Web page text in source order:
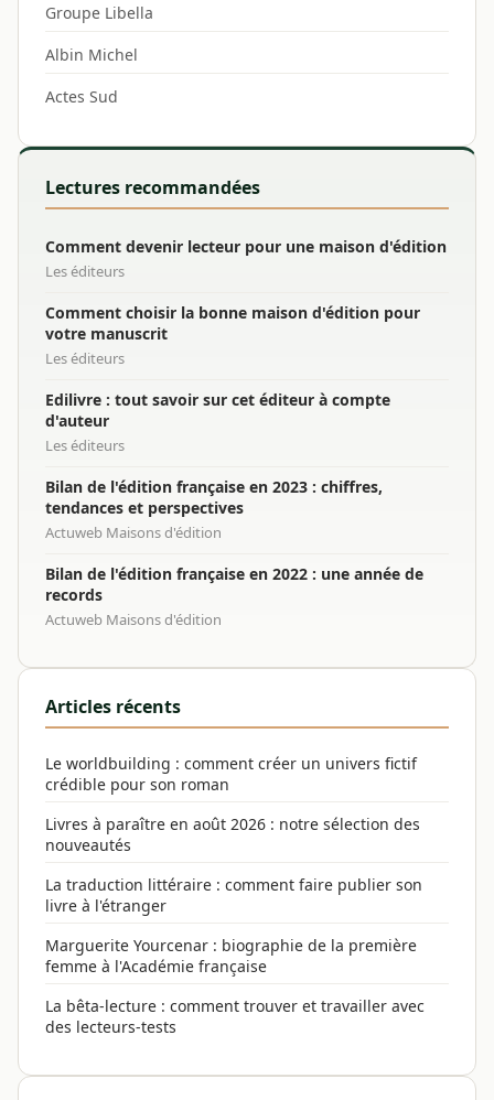
Groupe Libella
Albin Michel
Actes Sud
Lectures recommandées
Comment devenir lecteur pour une maison d'édition
Les éditeurs
Comment choisir la bonne maison d'édition pour
votre manuscrit
Les éditeurs
Edilivre : tout savoir sur cet éditeur à compte
d'auteur
Les éditeurs
Bilan de l'édition française en 2023 : chiffres,
tendances et perspectives
Actuweb Maisons d'édition
Bilan de l'édition française en 2022 : une année de
records
Actuweb Maisons d'édition
Articles récents
Le worldbuilding : comment créer un univers fictif
crédible pour son roman
Livres à paraître en août 2026 : notre sélection des
nouveautés
La traduction littéraire : comment faire publier son
livre à l'étranger
Marguerite Yourcenar : biographie de la première
femme à l'Académie française
La bêta-lecture : comment trouver et travailler avec
des lecteurs-tests